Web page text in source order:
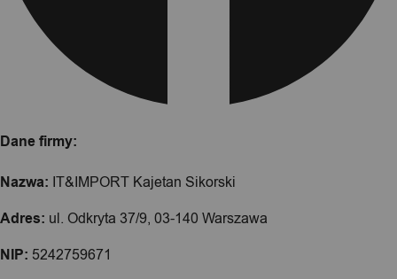
Dane firmy:
Nazwa: IT&IMPORT Kajetan Sikorski
Adres: ul. Odkryta 37/9, 03-140 Warszawa
NIP: 5242759671